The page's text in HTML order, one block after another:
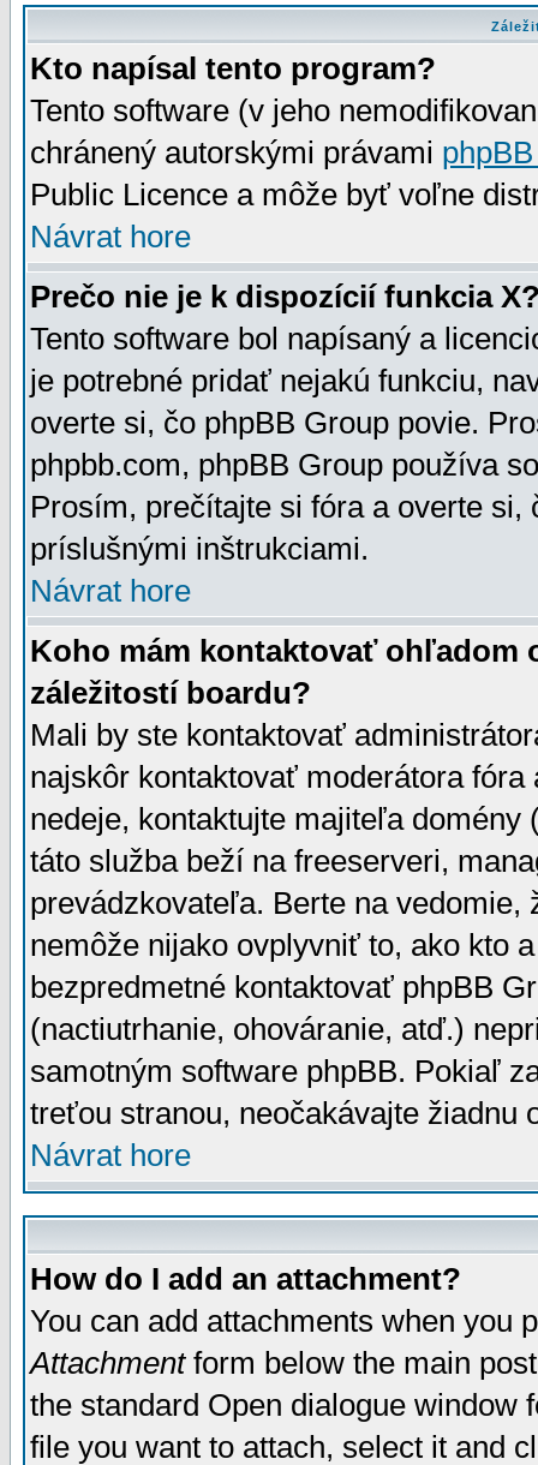
Kto napísal tento program?
Tento software (v jeho
chránený autorskými právami
Public Licence a môže byť voľne
Návrat hore
Prečo nie je k dispozícií funkcia
Tento software bol napísaný a
je potrebné pridať nejakú funkciu,
overte si, čo phpBB Group povie.
phpbb.com, phpBB Group používa
Prosím, prečítajte si fóra a overte
príslušnými inštrukciami.
Návrat hore
Koho mám kontaktovať ohľadom
záležitostí boardu?
Mali by ste kontaktovať
najskôr kontaktovať moderátora
nedeje, kontaktujte majiteľa
táto služba beží na freeserveri,
prevádzkovateľa. Berte na vedomie,
nemôže nijako ovplyvniť to, ako kto
bezpredmetné kontaktovať phpBB
(nactiutrhanie, ohováranie, atď.)
samotným software phpBB. Pokiaľ
treťou stranou, neočakávajte žiadnu
Návrat hore
How do I add an attachment?
You can add attachments when you
Attachmentform below the main
the standard Open dialogue window
file you want to attach, select it and